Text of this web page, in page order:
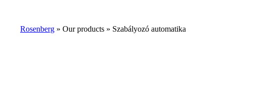
Rosenberg Our products Szabályozó automatika